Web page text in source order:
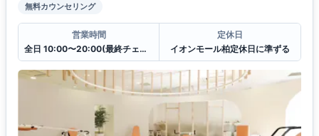
無料カウンセリング
営業時間
全日 10:00〜20:00(最終チェックイン19:30)
定休日
イオンモール柏定休日に準ずる